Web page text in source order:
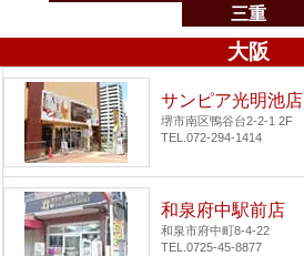
三重
大阪
サンピア光明池店
堺市南区鴨谷台2-2-1 2F
TEL.072-294-1414
和泉府中駅前店
和泉市府中町8-4-22
TEL.0725-45-8877